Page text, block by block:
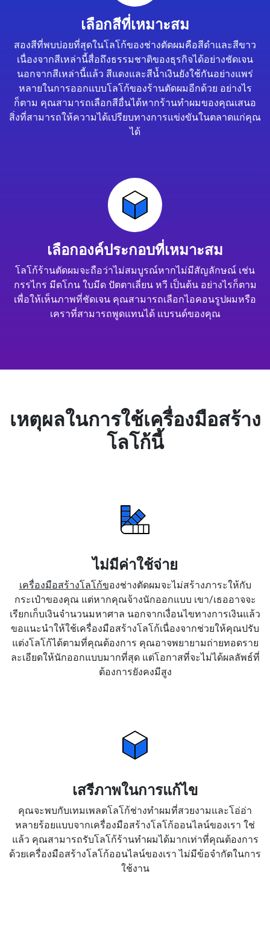
เลือกสีที่เหมาะสม
สองสีที่พบบ่อยที่สุดในโลโก้ของช่างตัดผมคือสีดำและสีขาว
เนื่องจากสีเหล่านี้สื่อถึงธรรมชาติของธุรกิจได้อย่างชัดเจน
นอกจากสีเหล่านี้แล้ว สีแดงและสีน้ำเงินยังใช้กันอย่างแพร่
หลายในการออกแบบโลโก้ของร้านตัดผมอีกด้วย อย่างไร
ก็ตาม คุณสามารถเลือกสีอื่นได้หากร้านทำผมของคุณเสนอ
สิ่งที่สามารถให้ความได้เปรียบทางการแข่งขันในตลาดแก่คุณ
ได้
เลือกองค์ประกอบที่เหมาะสม
โลโก้ร้านตัดผมจะถือว่าไม่สมบูรณ์หากไม่มีสัญลักษณ์ เช่น
กรรไกร มีดโกน ใบมีด ปัตตาเลี่ยน หวี เป็นต้น อย่างไรก็ตาม
เพื่อให้เห็นภาพที่ชัดเจน คุณสามารถเลือกไอคอนรูปผมหรือ
เคราที่สามารถพูดแทนได้ แบรนด์ของคุณ
เหตุผลในการใช้เครื่องมือสร้าง
โลโก้นี้
ไม่มีค่าใช้จ่าย
เครื่องมือสร้างโลโก้ของช่างตัดผมจะไม่สร้างภาระให้กับ
กระเป๋าของคุณ แต่หากคุณจ้างนักออกแบบ เขา/เธออาจจะ
เรียกเก็บเงินจำนวนมหาศาล นอกจากเงื่อนไขทางการเงินแล้ว
ขอแนะนำให้ใช้เครื่องมือสร้างโลโก้เนื่องจากช่วยให้คุณปรับ
แต่งโลโก้ได้ตามที่คุณต้องการ คุณอาจพยายามถ่ายทอดราย
ละเอียดให้นักออกแบบมากที่สุด แต่โอกาสที่จะไม่ได้ผลลัพธ์ที่
ต้องการยังคงมีสูง
เสรีภาพในการแก้ไข
คุณจะพบกับเทมเพลตโลโก้ช่างทำผมที่สวยงามและโอ่อ่า
หลายร้อยแบบจากเครื่องมือสร้างโลโก้ออนไลน์ของเรา ใช่
แล้ว คุณสามารถรับโลโก้ร้านทำผมได้มากเท่าที่คุณต้องการ
ด้วยเครื่องมือสร้างโลโก้ออนไลน์ของเรา ไม่มีข้อจำกัดในการ
ใช้งาน